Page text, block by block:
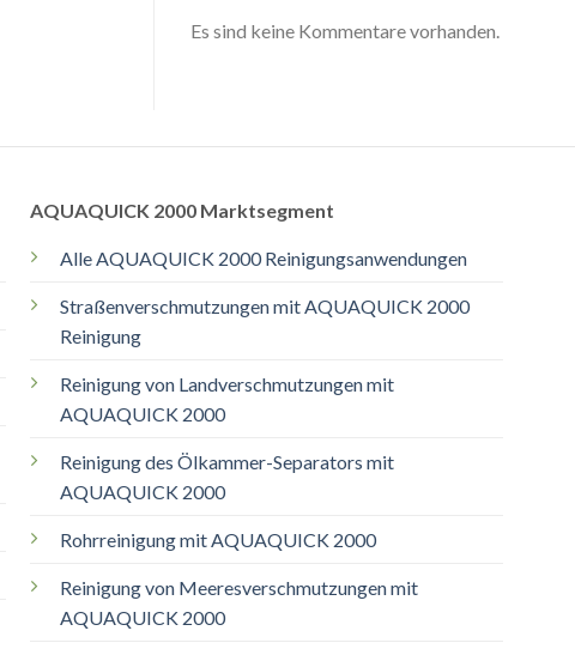
Es sind keine Kommentare vorhanden.
AQUAQUICK 2000 Marktsegment
Alle AQUAQUICK 2000 Reinigungsanwendungen
Straßenverschmutzungen mit AQUAQUICK 2000
Reinigung
Reinigung von Landverschmutzungen mit
AQUAQUICK 2000
Reinigung des Ölkammer-Separators mit
AQUAQUICK 2000
Rohrreinigung mit AQUAQUICK 2000
Reinigung von Meeresverschmutzungen mit
AQUAQUICK 2000